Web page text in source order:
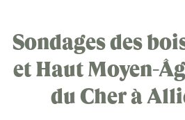
Sondages des
et Haut Moyen-
du Cher à